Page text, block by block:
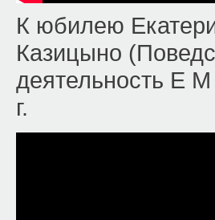
К юбилею
Казицыно
деятельность Е
г.